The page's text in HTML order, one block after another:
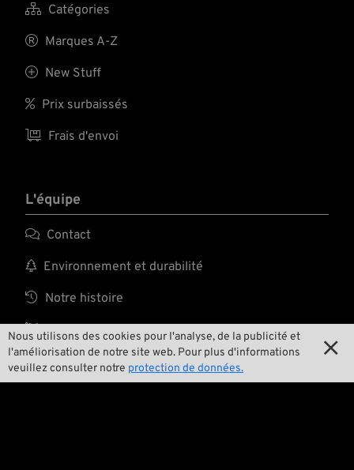
Nous utilisons des cookies pour l'analyse, de la publicité et
l'améliorisation de notre site web. Pour plus d'informations
veuillez consulter notre protection de données.

 Catégories
 Marques A-Z
 New Stuff
 Prix surbaissés
 Frais d'envoi
L'équipe
 Contact
 Environnement et durabilité
 Notre histoire
Wrecking Crew